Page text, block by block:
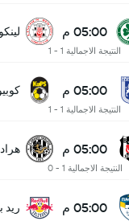
05:00 م
النتيجة الاجمالية 1 - 1
05:00 م
النتيجة الاجمالية 1 - 1
05:00 م
النتيجة الاجمالية 1 - 0
05:00 م ريد